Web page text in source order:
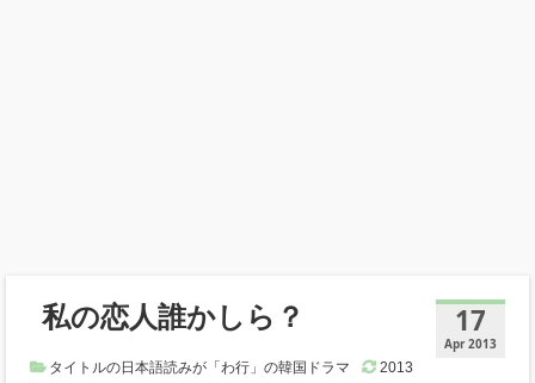
17
Apr 2013
私の恋人誰かしら？
タイトルの日本語読みが「わ行」の韓国ドラマ
2013